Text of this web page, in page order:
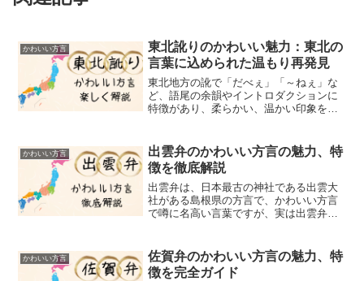
かわいい方言
東北訛りのかわいい魅力：東北の
言葉に込められた温もり再発見
東北地方の訛で「だべぇ」「～ねぇ」な
ど、語尾の余韻やイントロダクションに
特徴があり、柔らかい、温かい印象を受
思います。東北訛りとは、東北地方で話
される日本語の発音のこと...
かわいい方言
出雲弁のかわいい方言の魅力、特
徴を徹底解説
出雲弁は、日本最古の神社である出雲大
社がある島根県の方言で、かわいい方言
で噂に名高い言葉ですが、実は出雲弁を
多く、話す人口が減ってしまっている。
出雲弁は「ズーズー弁」と...
かわいい方言
佐賀弁のかわいい方言の魅力、特
徴を完全ガイド